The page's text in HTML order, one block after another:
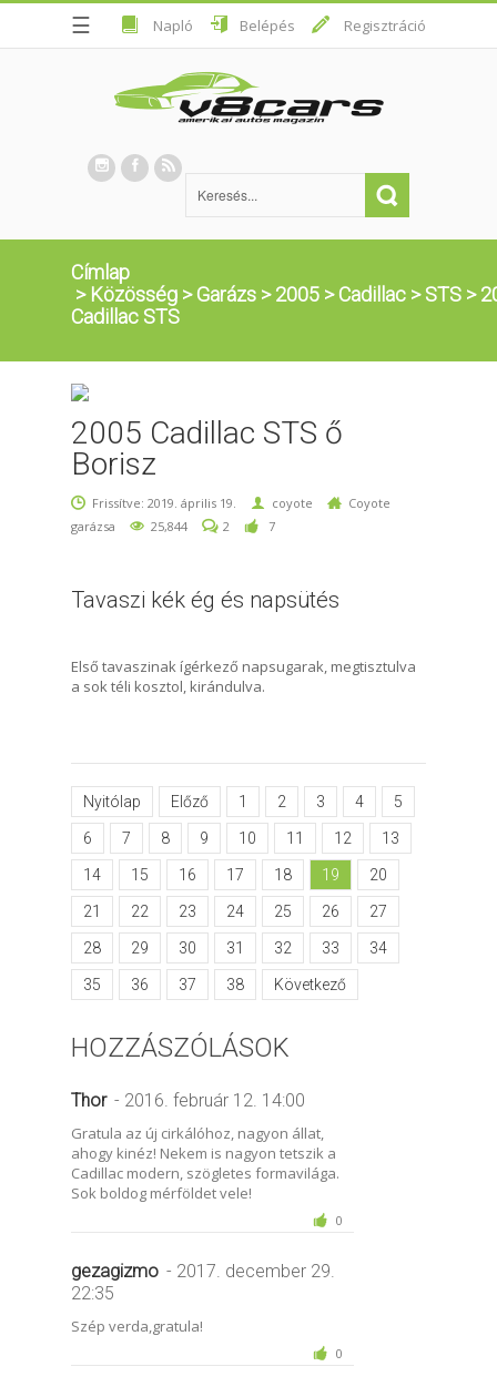
☰ Napló Belépés Regisztráció
Címlap
> Közösség >Garázs >2005 >Cadillac >STS >
Cadillac STS
2005 Cadillac STS ő
Borisz
Frissítve: 2019. április 19. coyote
Coyote
garázsa
25,844 2 7
Tavaszi kék ég és napsütés
Első tavaszinak ígérkező napsugarak, megtisztulva
a sok téli kosztol, kirándulva.
Nyitólap Előző 1 2 3 4 5
6 7 8 9 10 11 12 13
14 15 16 17 18 19 20
21 22 23 24 25 26 27
28 29 30 31 32 33 34
35 36 37 38 Következő
HOZZÁSZÓLÁSOK
Thor - 2016. február 12. 14:00
Gratula az új cirkálóhoz, nagyon állat,
ahogy kinéz! Nekem is nagyon tetszik a
Cadillac modern, szögletes formavilága.
Sok boldog mérföldet vele!
0
gezagizmo - 2017. december 29.
22:35
Szép verda,gratula!
0